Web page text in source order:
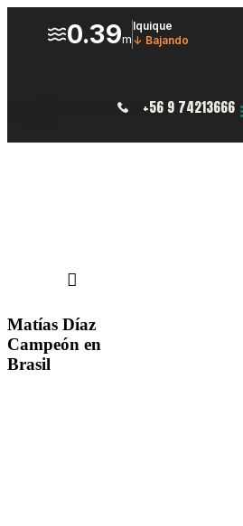
+56 9 74213666
Matías Díaz
Campeón en
Brasil